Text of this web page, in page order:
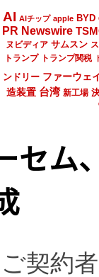
AI AIチップ apple BYD
PR Newswire
ヌビディア サムスン
トランプ
トランプ関税
ンドリー ファーウェ
造装置 台湾 新工場
セム
契約